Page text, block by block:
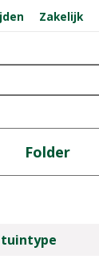
Zakelijk
Folder
tuintype